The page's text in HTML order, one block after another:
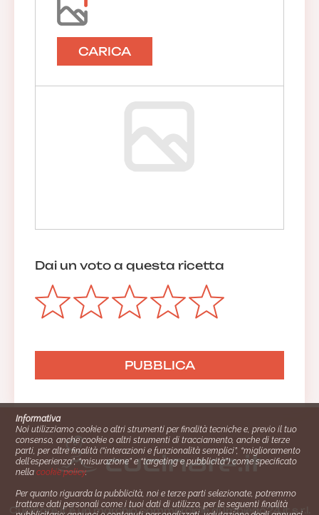
CARICA
Dai un voto a questa ricetta
Cucinare.it è un marchio commerciale di Impiego24.it s.r.l.
Informativa
Noi utilizziamo cookie o altri strumenti per finalità tecniche e, previo il tuo
consenso, anche cookie o altri strumenti di tracciamento, anche di terze
parti, per altre finalità (“interazioni e funzionalità semplici”, “miglioramento
dell'esperienza”, “misurazione” e “targeting e pubblicità”) come specificato
nellacookie policy.
Per quanto riguarda la pubblicità, noi e terze parti selezionate, potremmo
trattare dati personali come i tuoi dati di utilizzo, per le seguenti finalità